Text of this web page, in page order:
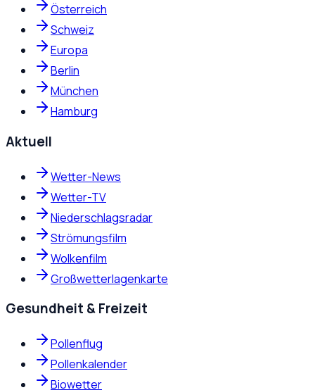
Österreich
Schweiz
Europa
Berlin
München
Hamburg
Aktuell
Wetter-News
Wetter-TV
Niederschlagsradar
Strömungsfilm
Wolkenfilm
Großwetterlagenkarte
Gesundheit & Freizeit
Pollenflug
Pollenkalender
Biowetter